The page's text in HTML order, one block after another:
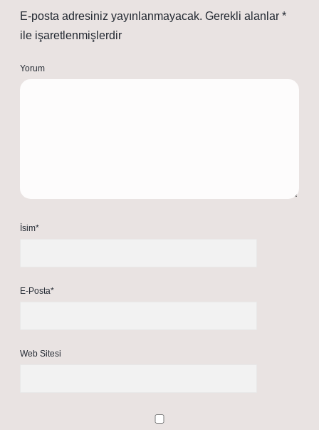
E-posta adresiniz yayınlanmayacak. Gerekli alanlar *
ile işaretlenmişlerdir
Yorum
İsim*
E-Posta*
Web Sitesi